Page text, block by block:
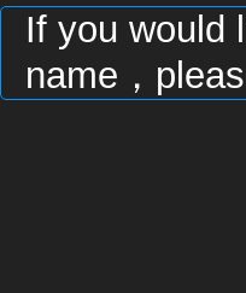
If you would
name，